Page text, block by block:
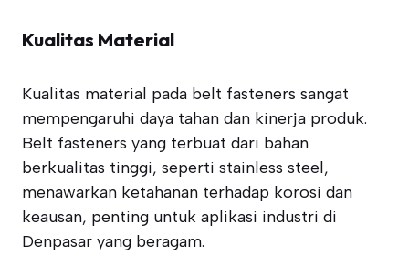
Kualitas Material
Kualitas material pada belt fasteners sangat
mempengaruhi daya tahan dan kinerja produk.
Belt fasteners yang terbuat dari bahan
berkualitas tinggi, seperti stainless steel,
menawarkan ketahanan terhadap korosi dan
keausan, penting untuk aplikasi industri di
Denpasar yang beragam.